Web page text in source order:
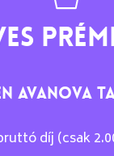
AVANOVA
díj (csak